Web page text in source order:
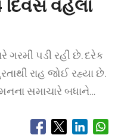
દિવસ વહેલા
ગરમી પડી રહી છે. દરેક
રાહ જોઈ રહ્યા છે.
સમાચારે બધાને…